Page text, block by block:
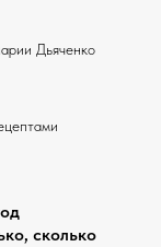
Дьяченко
сколько